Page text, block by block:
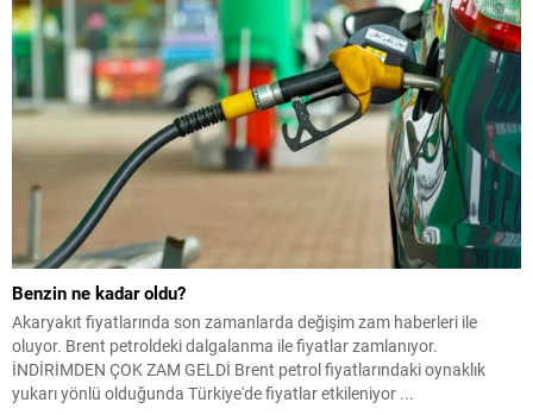
Benzin ne kadar oldu?
Akaryakıt fiyatlarında son zamanlarda değişim zam haberleri ile
oluyor. Brent petroldeki dalgalanma ile fiyatlar zamlanıyor.
İNDİRİMDEN ÇOK ZAM GELDİ Brent petrol fiyatlarındaki oynaklık
yukarı yönlü olduğunda Türkiye'de fiyatlar etkileniyor ...